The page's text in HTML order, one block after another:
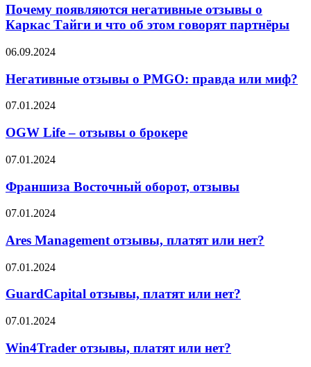
негативные
отзывы
о
Тайги
что
этом
партнёры
Почему появляются негативные отзывы о
Каркас Тайги и что об этом говорят партнёры
Негативные
о
PMGO:
правда
миф?
06.09.2024
Негативные отзывы о PMGO: правда или миф?
OGW
–
отзывы
о
брокере
07.01.2024
OGW Life – отзывы о брокере
Франшиза
оборот,
отзывы
07.01.2024
Франшиза Восточный оборот, отзывы
Ares
отзывы,
платят
или
нет?
07.01.2024
Ares Management отзывы, платят или нет?
GuardCapital
платят
нет?
07.01.2024
GuardCapital отзывы, платят или нет?
Win4Trader
платят
или
07.01.2024
Win4Trader отзывы, платят или нет?